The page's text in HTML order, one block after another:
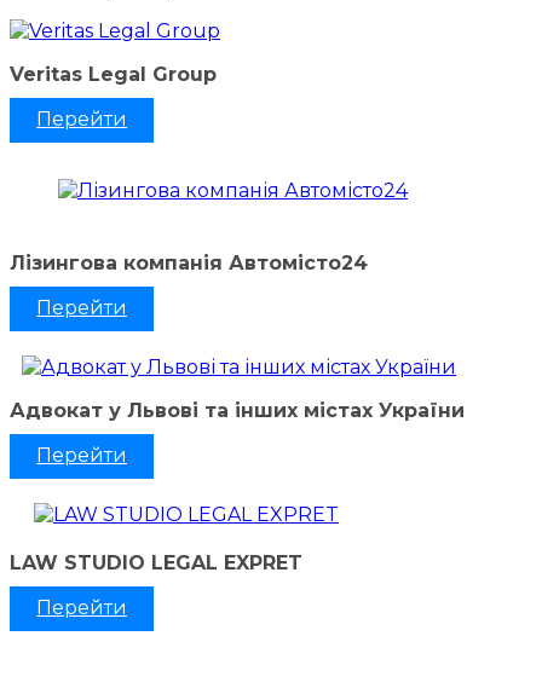
Veritas Legal Group
Перейти
Лізингова компанія Автомісто24
Перейти
Адвокат у Львові та інших містах України
Перейти
LAW STUDIO LEGAL EXPRET
Перейти